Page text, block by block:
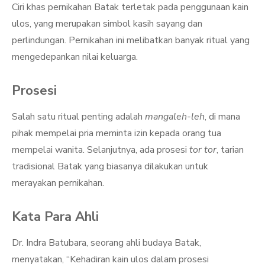
Ciri khas pernikahan Batak terletak pada penggunaan kain
ulos, yang merupakan simbol kasih sayang dan
perlindungan. Pernikahan ini melibatkan banyak ritual yang
mengedepankan nilai keluarga.
Prosesi
Salah satu ritual penting adalah mangaleh-leh, di mana
pihak mempelai pria meminta izin kepada orang tua
mempelai wanita. Selanjutnya, ada prosesi tor tor, tarian
tradisional Batak yang biasanya dilakukan untuk
merayakan pernikahan.
Kata Para Ahli
Dr. Indra Batubara, seorang ahli budaya Batak,
menyatakan, “Kehadiran kain ulos dalam prosesi